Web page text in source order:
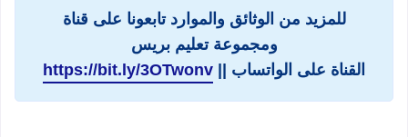
للمزيد من الوثائق والموارد تابعونا على قناة
ومجموعة تعليم بريس
القناة على الواتساب || https://bit.ly/3OTwonv